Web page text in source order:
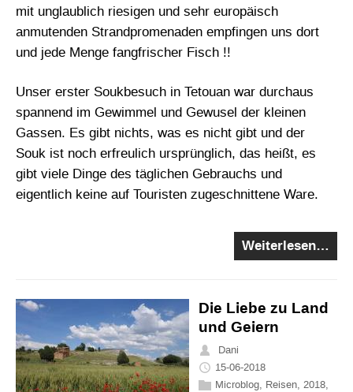
mit unglaublich riesigen und sehr europäisch
anmutenden Strandpromenaden empfingen uns dort
und jede Menge fangfrischer Fisch !!
Unser erster Soukbesuch in Tetouan war durchaus
spannend im Gewimmel und Gewusel der kleinen
Gassen. Es gibt nichts, was es nicht gibt und der
Souk ist noch erfreulich ursprünglich, das heißt, es
gibt viele Dinge des täglichen Gebrauchs und
eigentlich keine auf Touristen zugeschnittene Ware.
Weiterlesen…
Die Liebe zu Land
und Geiern
Dani
15-06-2018
Microblog, Reisen, 2018,